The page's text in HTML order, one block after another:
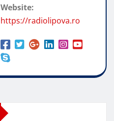
Website:
https://radiolipova.ro